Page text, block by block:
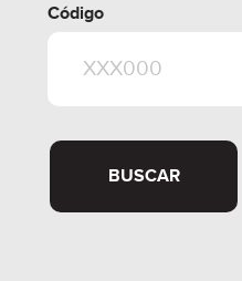
Código
BUSCAR